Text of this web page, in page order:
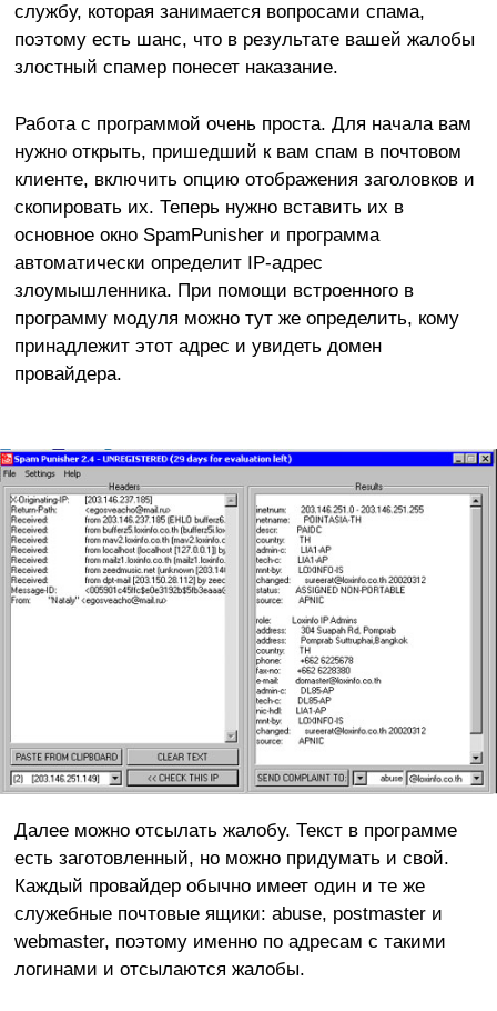
службу, которая занимается вопросами спама,
поэтому есть шанс, что в результате вашей жалобы
злостный спамер понесет наказание.
Работа с программой очень проста. Для начала вам
нужно открыть, пришедший к вам спам в почтовом
клиенте, включить опцию отображения заголовков и
скопировать их. Теперь нужно вставить их в
основное окно SpamPunisher и программа
автоматически определит IP-адрес
злоумышленника. При помощи встроенного в
программу модуля можно тут же определить, кому
принадлежит этот адрес и увидеть домен
провайдера.
Далее можно отсылать жалобу. Текст в программе
есть заготовленный, но можно придумать и свой.
Каждый провайдер обычно имеет один и те же
служебные почтовые ящики: abuse, postmaster и
webmaster, поэтому именно по адресам с такими
логинами и отсылаются жалобы.